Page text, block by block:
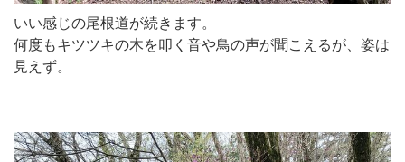
いい感じの尾根道が続きます。
何度もキツツキの木を叩く音や鳥の声が聞こえるが、姿は
見えず。